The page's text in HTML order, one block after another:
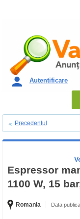
Autentificare
Precedentul
Espressor
1100 W, 15
Romania Data